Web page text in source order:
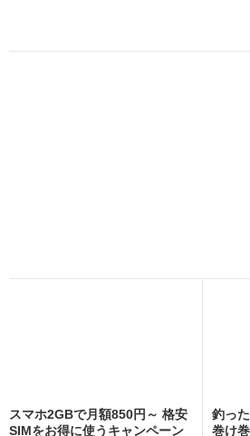
スマホ2GBで月額850円～ 格安
SIMをお得に使うキャンペーン
釣っ
巻け